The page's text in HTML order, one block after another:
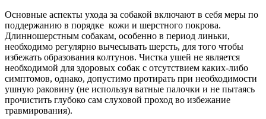
Основные аспекты ухода за собакой включают в себя меры по
поддержанию в порядке кожи и шерстного покрова.
Длинношерстным собакам, особенно в период линьки,
необходимо регулярно вычесывать шерсть, для того чтобы
избежать образования колтунов. Чистка ушей не является
необходимой для здоровых собак с отсутствием каких-либо
симптомов, однако, допустимо протирать при необходимости
ушную раковину (не используя ватные палочки и не пытаясь
прочистить глубоко сам слуховой проход во избежание
травмирования).